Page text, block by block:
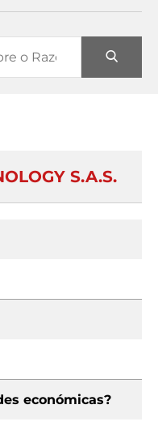
S.A.S.
económicas?